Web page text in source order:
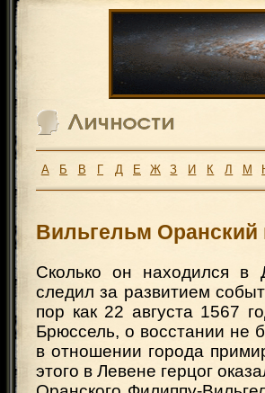
А Б В Г Д Е Ж З И К Л М
Вильгельм Оранский
Сколько он находился в
следил за развитием
пор как 22 августа 1567
Брюссель, о восстании не
в отношении города
этого в Левене герцог